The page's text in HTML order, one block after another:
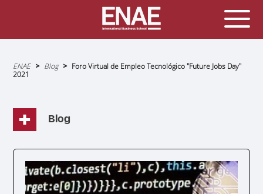
Sobrescribir
enlaces
de
navegación
ENAE Blog
Foro Virtual de Empleo Tecnológico "Future Jobs Day"
2021
Blog